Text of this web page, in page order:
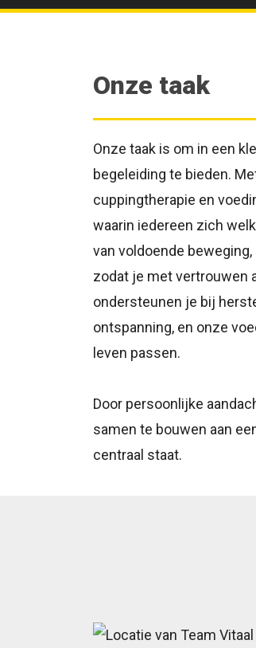
Onze taak
Onze taak is om in een
begeleiding te bieden.
cuppingtherapie en
waarin iedereen zich
van voldoende
zodat je met vertrouwen
ondersteunen je bij
ontspanning, en onze
leven passen.
Door persoonlijke
samen te bouwen aan
centraal staat.